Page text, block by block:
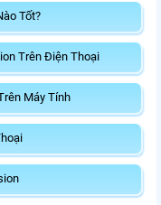
Tốt?
Trên Điện Thoại
Máy Tính